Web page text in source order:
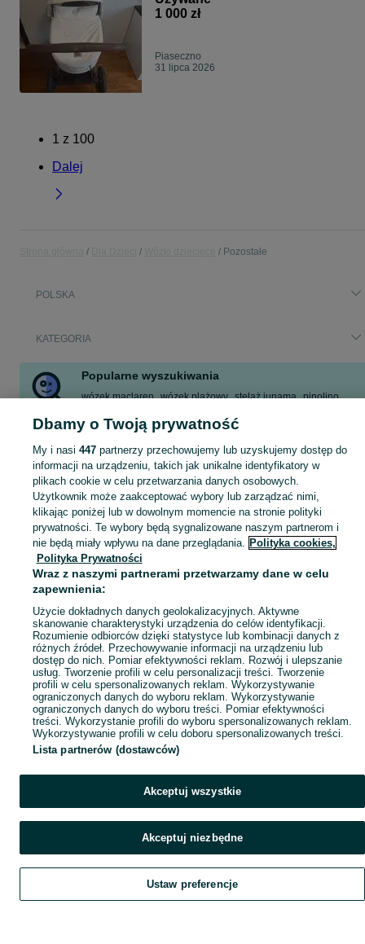
1 000 zł
Piaseczno
31 lipca 2026
1 z 100
Dalej
Pozostałe
POLSKA
KATEGORIA
Popularne wyszukiwania
wózek maclaren wózek plażowy stelaż junama pinolino
złącze do wózków yoyo
przyczepka dla dzieci
wózek transportowy dla dzieci
wózki dziecięce retro ,wózek do żłobka wieloosobowy
Mapa kategorii
Mapa miejscowości
Mapa ministron
Popularne wyszukiwania
Szukaj Obserwujesz Dodaj Czat Konto
Dbamy o Twoją prywatność
My i nasi 447partnerzy przechowujemy lub uzyskujemy dostęp do
informacji na urządzeniu, takich jak unikalne identyfikatory w
plikach cookie w celu przetwarzania danych osobowych.
Użytkownik może zaakceptować wybory lub zarządzać nimi,
klikając poniżej lub w dowolnym momencie na stronie polityki
prywatności. Te wybory będą sygnalizowane naszym partnerom i
nie będą miały wpływu na dane przeglądania. Polityka cookies,
Polityka Prywatności
Wraz z naszymi partnerami przetwarzamy dane w celu
zapewnienia:
Użycie dokładnych danych geolokalizacyjnych. Aktywne
skanowanie charakterystyki urządzenia do celów identyfikacji.
Rozumienie odbiorców dzięki statystyce lub kombinacji danych z
różnych źródeł. Przechowywanie informacji na urządzeniu lub
dostęp do nich. Pomiar efektywności reklam. Rozwój i ulepszanie
usług. Tworzenie profili w celu personalizacji treści. Tworzenie
profili w celu spersonalizowanych reklam. Wykorzystywanie
ograniczonych danych do wyboru reklam. Wykorzystywanie
ograniczonych danych do wyboru treści. Pomiar efektywności
treści. Wykorzystanie profili do wyboru spersonalizowanych reklam.
Wykorzystywanie profili w celu doboru spersonalizowanych treści.
Lista partnerów (dostawców)
Akceptuj wszystkie
Akceptuj niezbędne
Ustaw preferencje